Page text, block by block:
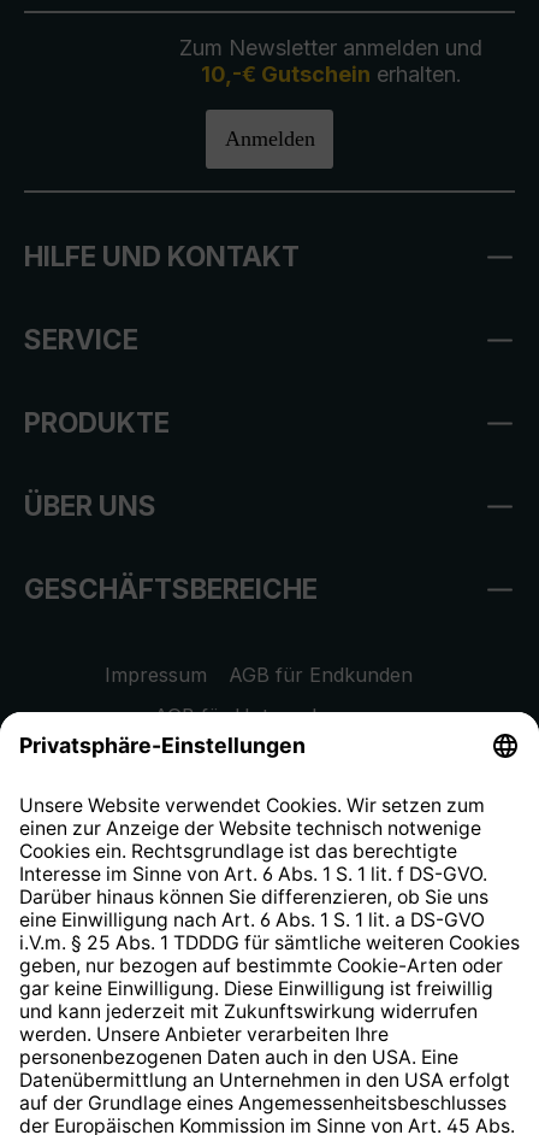
Zum Newsletter anmelden und
10,-€ Gutschein erhalten.
Anmelden
HILFE UND KONTAKT
SERVICE
PRODUKTE
ÜBER UNS
GESCHÄFTSBEREICHE
Impressum
AGB für Endkunden
AGB für Unternehmen
Datenschutzhinweis
Widerrufsrecht
Hinweisgeberschutzsystem
Barrierefreiheit